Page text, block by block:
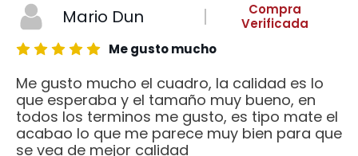
Mario Dun
Compra
Verificada
Me gusto mucho
Me gusto mucho el cuadro, la calidad es lo
que esperaba y el tamaño muy bueno, en
todos los terminos me gusto, es tipo mate el
acabao lo que me parece muy bien para que
se vea de mejor calidad